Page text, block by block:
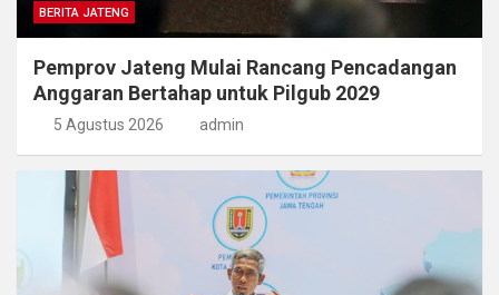
BERITA JATENG
Pemprov Jateng Mulai Rancang Pencadangan
Anggaran Bertahap untuk Pilgub 2029
5 Agustus 2026 admin